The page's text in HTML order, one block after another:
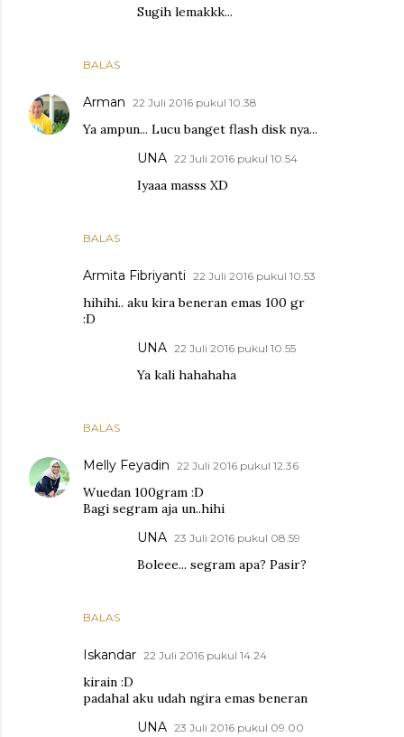
BALAS
Sugih lemakkk...
Arman 22 Juli 2016 pukul 10.38
Ya ampun... Lucu banget flash disk nya...
BALAS
UNA 22 Juli 2016 pukul 10.54
Iyaaa masss XD
Armita Fibriyanti 22 Juli 2016 pukul 10.53
hihihi.. aku kira beneran emas 100 gr
:D
BALAS
UNA 22 Juli 2016 pukul 10.55
Ya kali hahahaha
Melly Feyadin 22 Juli 2016 pukul 12.36
Wuedan 100gram :D
Bagi segram aja un..hihi
BALAS
UNA 23 Juli 2016 pukul 08.59
Boleee... segram apa? Pasir?
Iskandar 22 Juli 2016 pukul 14.24
kirain :D
padahal aku udah ngira emas beneran
UNA 23 Juli 2016 pukul 09.00